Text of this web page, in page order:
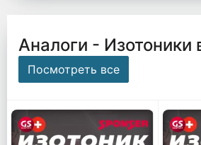
Аналоги - Изотоники
Посмотреть все